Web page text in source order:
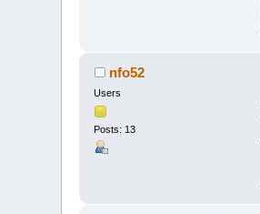
nfo52
Users
Posts: 13